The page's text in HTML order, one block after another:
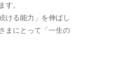
。
ける能力」を伸ばし
まにとって「一生の